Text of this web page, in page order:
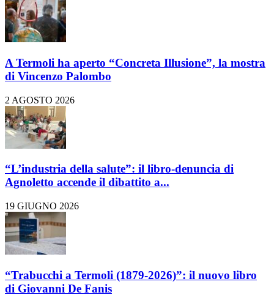
A Termoli ha aperto “Concreta Illusione”, la mostra
di Vincenzo Palombo
2 AGOSTO 2026
“L’industria della salute”: il libro-denuncia di
Agnoletto accende il dibattito a...
19 GIUGNO 2026
“Trabucchi a Termoli (1879-2026)”: il nuovo libro
di Giovanni De Fanis